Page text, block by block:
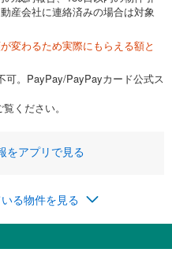
1,980万円
る金額を入力してくださ
でが目安です。
万円
してください。
によって異なります。
産会社に連絡済みの場合は対象
変わるため実際にもらえる額と
可。PayPay/PayPayカード公式ス
覧ください。
をアプリで見る
る物件を見る